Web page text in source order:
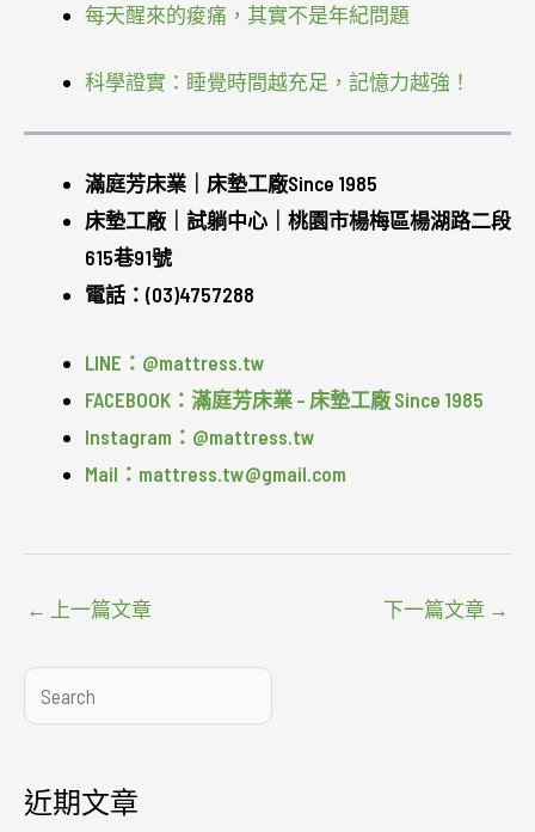
每天醒來的痠痛，其實不是年紀問題
科學證實：睡覺時間越充足，記憶力越強！
滿庭芳床業｜床墊工廠Since 1985
床墊工廠｜試躺中心｜桃園市楊梅區楊湖路二段
615巷91號
電話：(03)4757288
LINE：@mattress.tw
FACEBOOK：滿庭芳床業 – 床墊工廠 Since 1985
Instagram：@mattress.tw
Mail：mattress.tw@gmail.com
← 上一篇文章 下一篇文章 →
搜
尋
近期文章